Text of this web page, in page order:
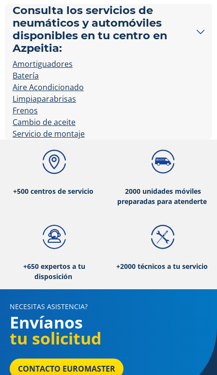
Consulta los servicios de
neumáticos y automóviles
disponibles en tu centro en
Azpeitia:
Amortiguadores
Batería
Aire Acondicionado
Limpiaparabrisas
Frenos
Cambio de aceite
Servicio de montaje
+500 centros de servicio
2000 unidades móviles
preparadas para atenderte
+650 expertos a tu
disposición
+2000 técnicos a tu servicio
NECESITAS ASISTENCIA?
Envíanos
tu solicitud
CONTACTO EUROMASTER